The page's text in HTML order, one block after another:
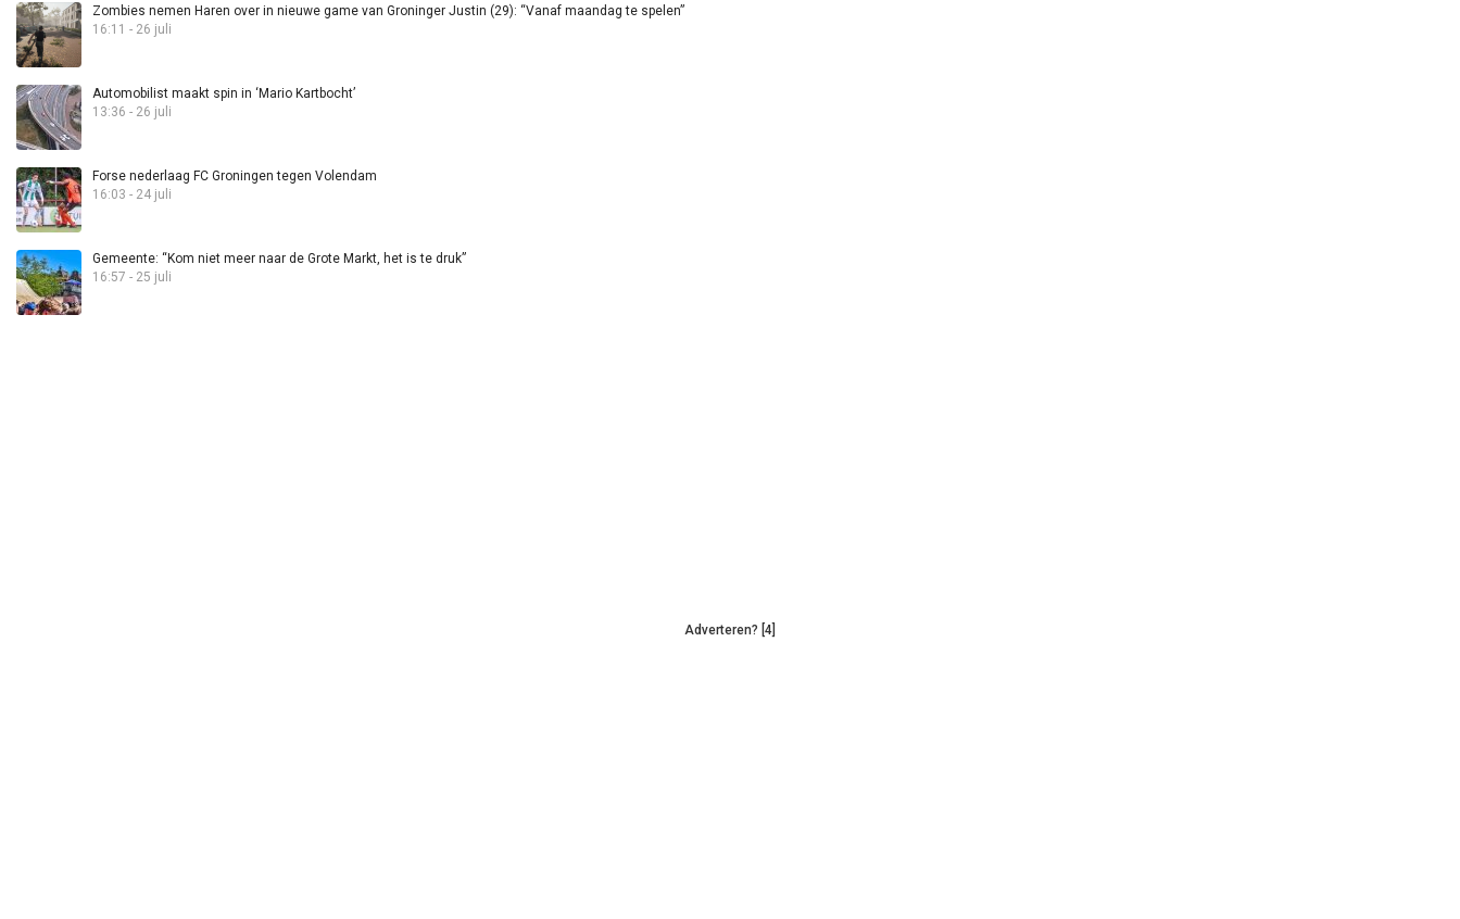
Zombies nemen Haren over in nieuwe game van Groninger Justin (29): “Vanaf maandag te spelen”
16:11 - 26 juli
Automobilist maakt spin in ‘Mario Kartbocht’
13:36 - 26 juli
Forse nederlaag FC Groningen tegen Volendam
16:03 - 24 juli
Gemeente: “Kom niet meer naar de Grote Markt, het is te druk”
16:57 - 25 juli
Adverteren? [4]